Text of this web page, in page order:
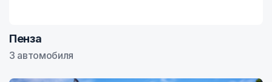
Пенза
3 автомобиля